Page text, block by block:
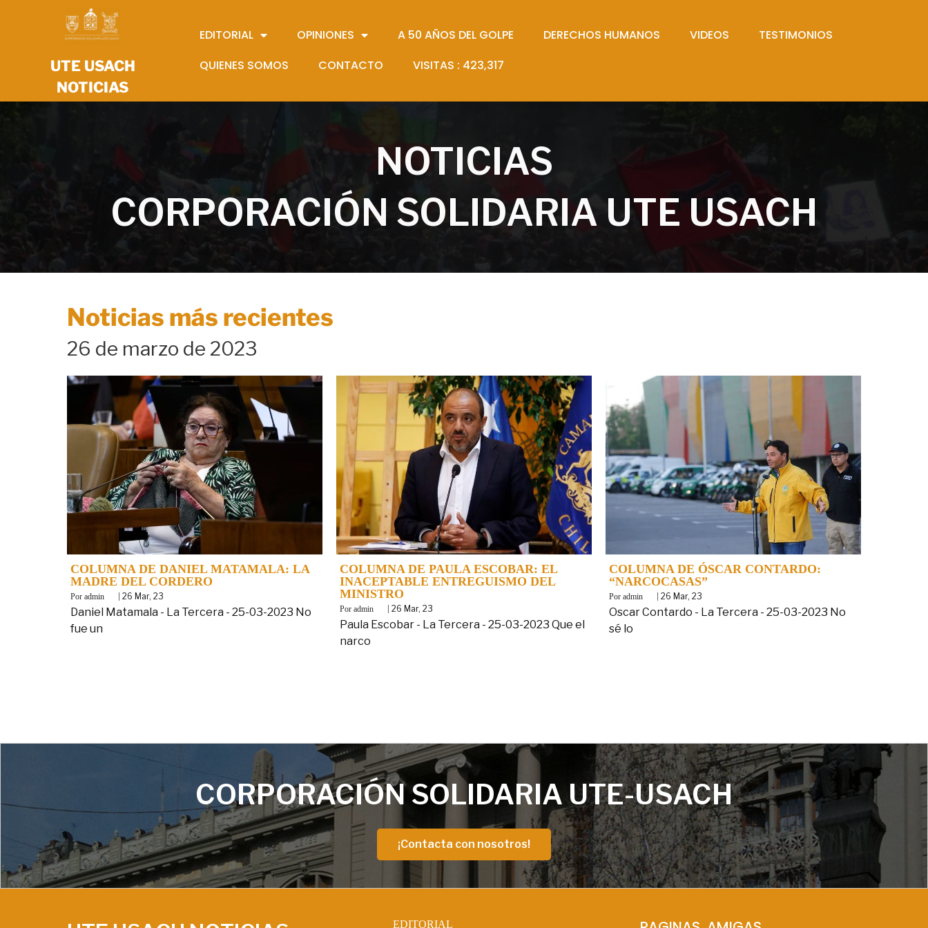
UTE USACH
NOTICIAS
EDITORIAL OPINIONES A 50 AÑOS DEL GOLPE DERECHOS HUMANOS VIDEOS
TESTIMONIOS
QUIENES SOMOS
CONTACTO VISITAS : 423,317
NOTICIAS
CORPORACIÓN SOLIDARIA UTE USACH
Noticias más recientes
26 de marzo de 2023
COLUMNA DE DANIEL MATAMALA: LA
MADRE DEL CORDERO
By admin 26 Mar, 23
Daniel Matamala - La Tercera - 25-03-2023 No
fue un
COLUMNA DE PAULA ESCOBAR: EL
INACEPTABLE ENTREGUISMO DEL
MINISTRO
By admin 26 Mar, 23
Paula Escobar - La Tercera - 25-03-2023 Que el
narco
COLUMNA DE ÓSCAR CONTARDO:
“NARCOCASAS”
By admin 26 Mar, 23
Oscar Contardo - La Tercera - 25-03-2023 No
sé lo
CORPORACIÓN SOLIDARIA UTE-USACH
¡Contacta con nosotros!
EDITORIAL